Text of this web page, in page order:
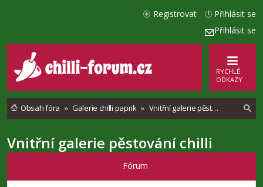
Přihlásit se
Přihlásit se
Registrovat
RYCHLÉ
ODKAZY
Obsah fóra Galerie chilli paprik Vnitřní galerie pěstování chilli
Vnitřní galerie pěstování chilli
Fórum